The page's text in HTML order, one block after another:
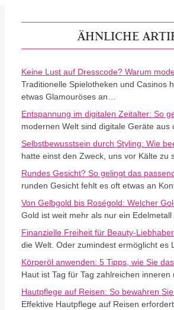
ÄHNLICHE
Keine Lust auf Dresscode? Warum
Traditionelle Spielotheken und Casinos
etwas Glamouröses an…
Entspannung im digitalen Zeitalter: So
modernen Welt sind digitale Geräte aus
Selbstbewusstsein durch Styling: Wie
hatte einst den Zweck, uns vor Kälte zu
Rundes Gesicht? So gelingt das
runden Gesicht fehlt es oft etwas an
Von Gelbgold bis Roségold: Welcher
Gold ist weit mehr als nur ein
Finanzielle Freiheit für Beauty-
die Welt. Oder zumindest ermöglicht es
Körperöl anwenden: 5 Tipps, wie Sie
Haut ist Tag für Tag zahlreichen
Hautpflege auf Reisen: So bewahren
Effektive Hautpflege auf Reisen